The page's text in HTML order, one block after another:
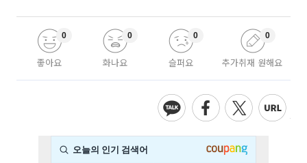
좋아요
0
화나요
0
슬퍼요
0
추가취재 원해요
0